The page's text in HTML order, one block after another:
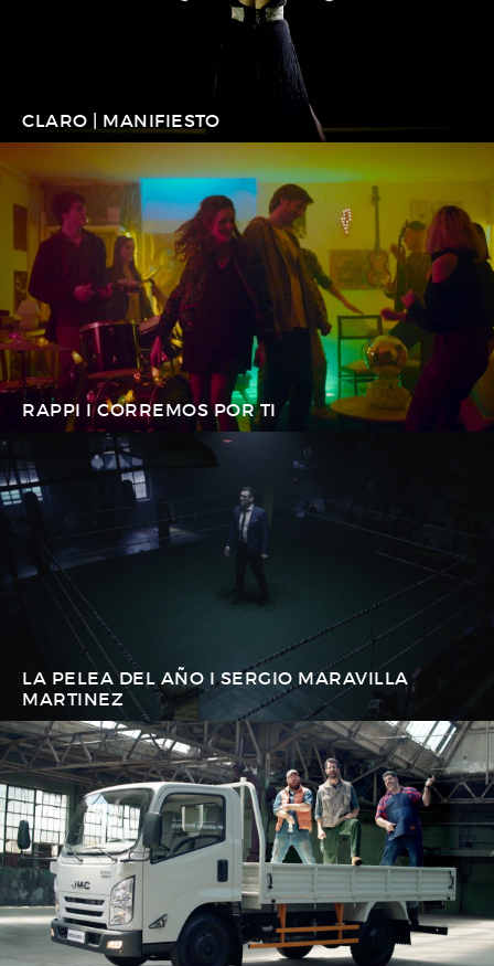
CLARO | MANIFIESTO
RAPPI I CORREMOS POR TI
LA PELEA DEL AÑO I SERGIO MARAVILLA
MARTINEZ